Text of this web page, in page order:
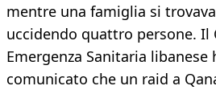
mentre una famiglia si
uccidendo quattro persone. Il
Emergenza Sanitaria libanese
comunicato che un raid a